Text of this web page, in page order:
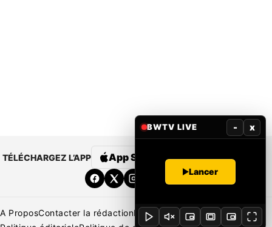
TÉLÉCHARGEZ L’APP App Store Google Play
A ProposContacter la rédactionRédaction Mentions légales
BWTV LIVE - x
Lancer